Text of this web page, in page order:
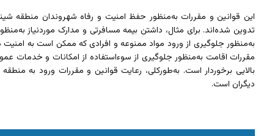
این قوانین و مقررات به‌منظور حفظ امنیت و رفاه شهروندان منطقه
تدوین شده‌اند. برای مثال، داشتن بیمه مسافرتی و مدارک موردنیاز
به‌منظور جلوگیری از ورود مواد ممنوعه و افرادی که ممکن است به
مقررات اقامت به‌منظور جلوگیری از سوءاستفاده از امکانات و
بالایی برخوردار است. به‌طورکلی، رعایت قوانین و مقررات ورود به
دیگران است.